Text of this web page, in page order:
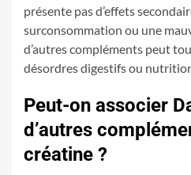
présente pas d’effets
surconsommation ou une
d’autres compléments peut
désordres digestifs ou
Peut-on associer
d’autres
créatine ?